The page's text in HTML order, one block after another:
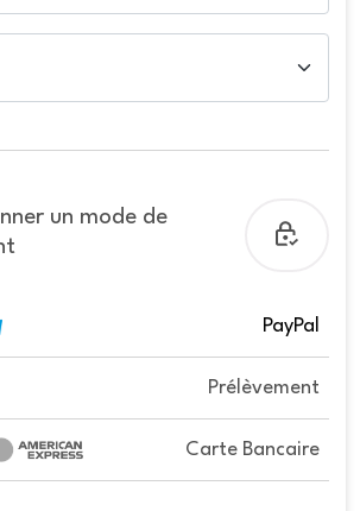
un mode de
PayPal
Prélèvement
Carte Bancaire